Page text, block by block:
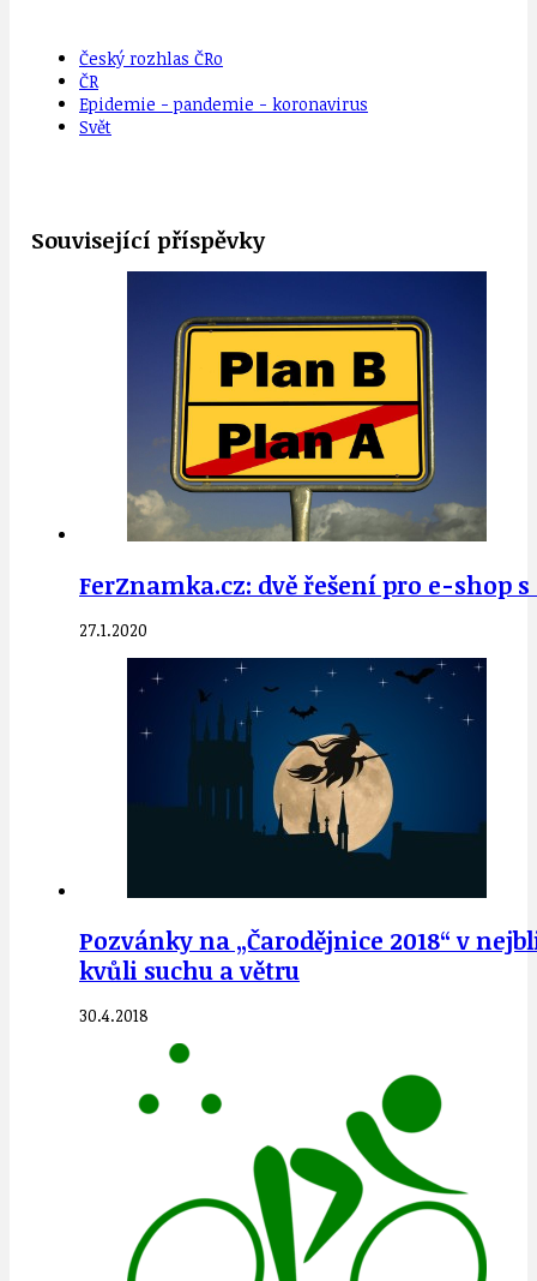
Český rozhlas ČRo
ČR
Epidemie - pandemie - koronavirus
Svět
Související příspěvky
FerZnamka.cz: dvě řešení pro e-shop
27.1.2020
Pozvánky na „Čarodějnice 2018“ v
kvůli suchu a větru
30.4.2018